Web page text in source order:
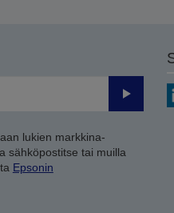
Lähetä
lukien markkina-
sähköpostitse tai muilla
Epsonin